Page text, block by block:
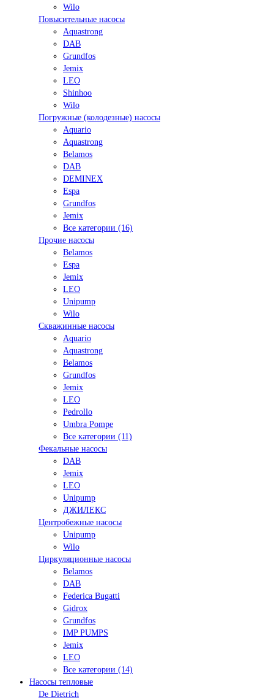
Wilo
Повысительные насосы
Aquastrong
DAB
Grundfos
Jemix
LEO
Shinhoo
Wilo
Погружные (колодезные) насосы
Aquario
Aquastrong
Belamos
DAB
DEMINEX
Espa
Grundfos
Jemix
Все категории (16)
Прочие насосы
Belamos
Espa
Jemix
LEO
Unipump
Wilo
Скважинные насосы
Aquario
Aquastrong
Belamos
Grundfos
Jemix
LEO
Pedrollo
Umbra Pompe
Все категории (11)
Фекальные насосы
DAB
Jemix
LEO
Unipump
ДЖИЛЕКС
Центробежные насосы
Unipump
Wilo
Циркуляционные насосы
Belamos
DAB
Federica Bugatti
Gidrox
Grundfos
IMP PUMPS
Jemix
LEO
Все категории (14)
Насосы тепловые
De Dietrich